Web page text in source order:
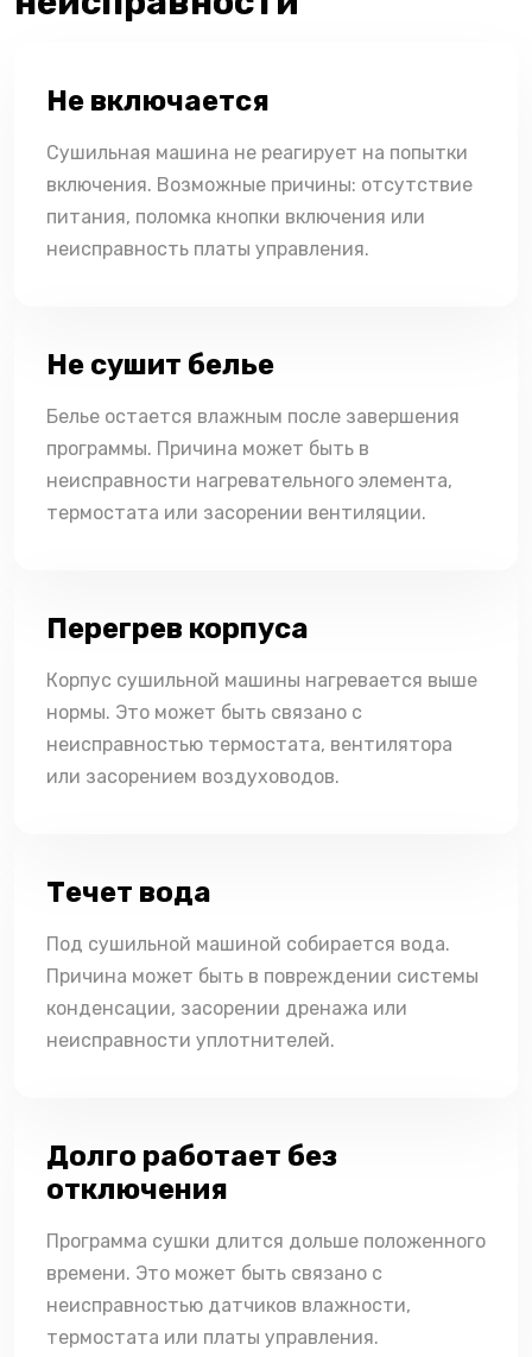
Не включается
Сушильная машина не реагирует на попытки
включения. Возможные причины: отсутствие
питания, поломка кнопки включения или
неисправность платы управления.
Не сушит белье
Белье остается влажным после завершения
программы. Причина может быть в
неисправности нагревательного элемента,
термостата или засорении вентиляции.
Перегрев корпуса
Корпус сушильной машины нагревается выше
нормы. Это может быть связано с
неисправностью термостата, вентилятора
или засорением воздуховодов.
Течет вода
Под сушильной машиной собирается вода.
Причина может быть в повреждении системы
конденсации, засорении дренажа или
неисправности уплотнителей.
Долго работает без
отключения
Программа сушки длится дольше положенного
времени. Это может быть связано с
неисправностью датчиков влажности,
термостата или платы управления.